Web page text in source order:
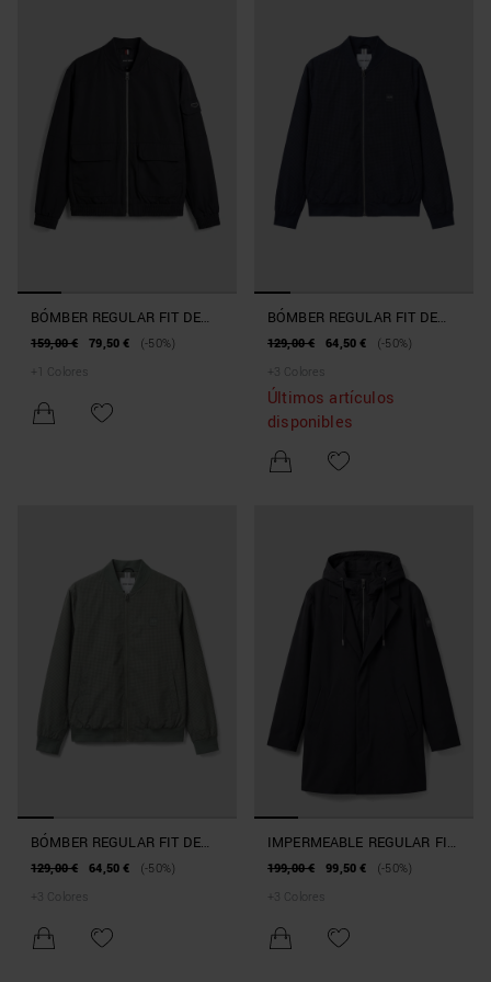
BÓMBER REGULAR FIT DE
TEJIDO TÉCNICO LIGERO
159,00 € 79,50 €
(-50%)
+
Colores
BÓMBER REGULAR FIT DE
TEJIDO TÉCNICO CON
129,00 € 64,50 €
(-50%)
+ 3 Colores
Últimos artículos
disponibles
BÓMBER REGULAR FIT DE
TEJIDO TÉCNICO CON
129,00 € 64,50 €
(-50%)
+ 3 Colores
IMPERMEABLE REGULAR FIT
DE TEJIDO TÉCNICO
199,00 € 99,50 €
(-50%)
+ 3 Colores